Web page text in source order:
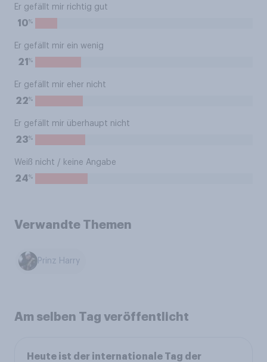
Er gefällt mir richtig gut
10%
Er gefällt mir ein wenig
21 %
Er gefällt mir eher nicht
22%
Er gefällt mir überhaupt nicht
23%
Weiß nicht / keine Angabe
24%
Verwandte Themen
Prinz Harry
Am selben Tag veröffentlicht
Heute ist der internationale Tag der